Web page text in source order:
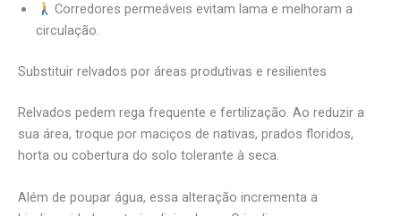
Corredores permeáveis evitam lama e melhoram a
circulação.
Substituir relvados por áreas produtivas e resilientes
Relvados pedem rega frequente e fertilização. Ao reduzir a
sua área, troque por maciços de nativas, prados floridos,
horta ou cobertura do solo tolerante à seca.
Além de poupar água, essa alteração incrementa a